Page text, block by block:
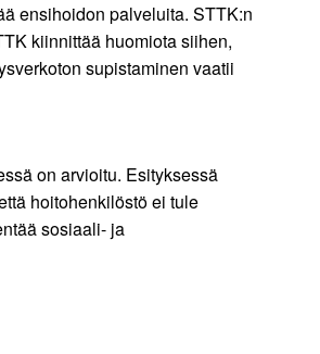
ensihoidon palveluita. STTK:n
kiinnittää huomiota siihen,
supistaminen vaatii
on arvioitu. Esityksessä
hoitohenkilöstö ei tule
sosiaali- ja